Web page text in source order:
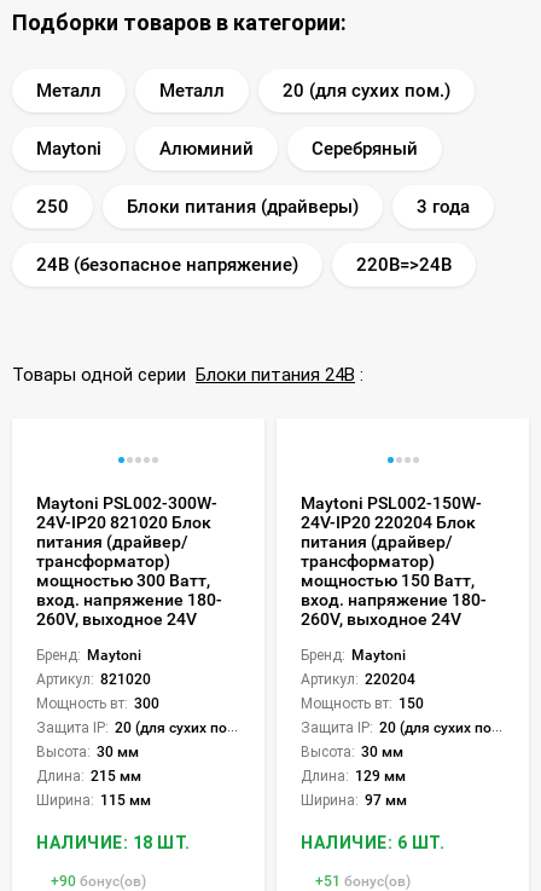
Подборки товаров в категории:
Металл Металл 20 (для сухих пом.)
Maytoni Алюминий Серебряный
250 Блоки питания (драйверы) 3 года
24В (безопасное напряжение) 220В=>24В
Товары одной серии Блоки питания 24В :
Maytoni PSL002-300W-
24V-IP20 821020 Блок
питания (драйвер/
трансформатор)
мощностью 300 Ватт,
вход. напряжение 180-
260V, выходное 24V
Бренд: Maytoni
Артикул: 821020
Мощность вт: 300
Защита IP: 20 (для сухих пом.)
Высота: 30 мм
Длина: 215 мм
Ширина: 115 мм
НАЛИЧИЕ: 18 ШТ.
+90 бонус(ов)
Maytoni PSL002-150W-
24V-IP20 220204 Блок
питания (драйвер/
трансформатор)
мощностью 150 Ватт,
вход. напряжение 180-
260V, выходное 24V
Бренд: Maytoni
Артикул: 220204
Мощность вт: 150
Защита IP: 20 (для сухих пом.)
Высота: 30 мм
Длина: 129 мм
Ширина: 97 мм
НАЛИЧИЕ: 6 ШТ.
+51 бонус(ов)